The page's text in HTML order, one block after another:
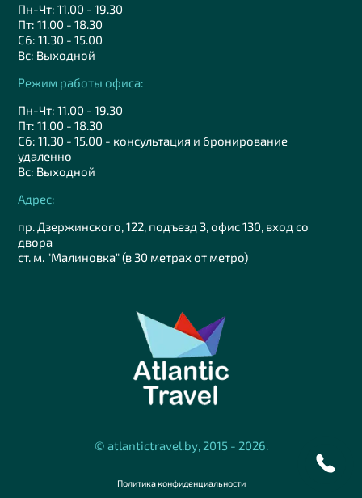
Пн-Чт: 11.00 - 19.30
Пт: 11.00 - 18.30
Сб: 11.30 - 15.00
Вс: Выходной
Режим работы офиса:
Пн-Чт: 11.00 - 19.30
Пт: 11.00 - 18.30
Сб: 11.30 - 15.00 - консультация и бронирование
удаленно
Вс: Выходной
Адрес:
пр. Дзержинского, 122, подъезд 3, офис 130, вход со
двора
ст. м. "Малиновка" (в 30 метрах от метро)
© atlantictravel.by, 2015 - 2026.
Политика конфиденциальности